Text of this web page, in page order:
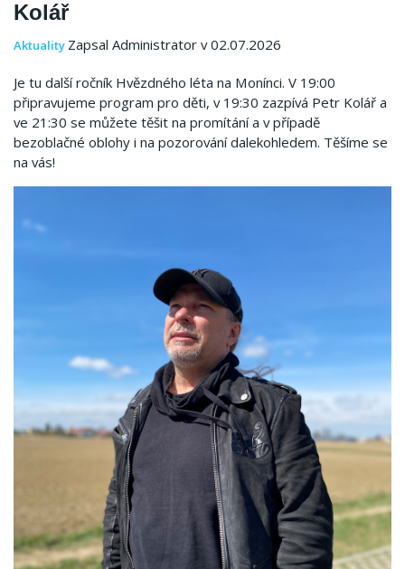
Kolář
Aktuality Zapsal Administrator v 02.07.2026
Je tu další ročník Hvězdného léta na Monínci. V 19:00
připravujeme program pro děti, v 19:30 zazpívá Petr Kolář a
ve 21:30 se můžete těšit na promítání a v případě
bezoblačné oblohy i na pozorování dalekohledem. Těšíme se
na vás!